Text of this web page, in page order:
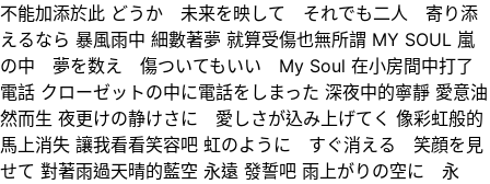
不能加添於此 どうか 未来を映して それでも二人 寄り添
えるなら 暴風雨中 細數著夢 就算受傷也無所謂 MY SOUL 嵐
の中 夢を数え 傷ついてもいい My Soul 在小房間中打了
電話 クローゼットの中に電話をしまった 深夜中的寧靜 愛意油
然而生 夜更けの静けさに 愛しさが込み上げてく 像彩虹般的
馬上消失 讓我看看笑容吧 虹のように すぐ消える 笑顔を見
せて 對著雨過天晴的藍空 永遠 發誓吧 雨上がりの空に 永